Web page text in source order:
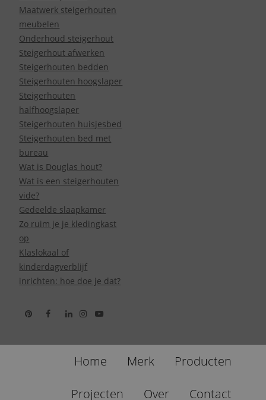
Maatwerk steigerhouten
meubelen
Onderhoud steigerhout
Steigerhout afwerken
Steigerhouten bedden
Steigerhouten hoogslaper
Steigerhouten
halfhoogslaper
Steigerhouten huisjesbed
Steigerhouten bed met
bureau
Wat is Douglas hout?
Wat is een steigerhouten
vide?
Gedeelde slaapkamer
Zo ruim je je kledingkast
op
Klaslokaal of
kinderdagverblijf
inrichten: hoe doe je dat?
Home Merk Producten
Projecten Over Contact